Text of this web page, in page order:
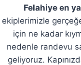
Felahiye en
ekiplerimizle
için ne kadar
nedenle randevu
geliyoruz.